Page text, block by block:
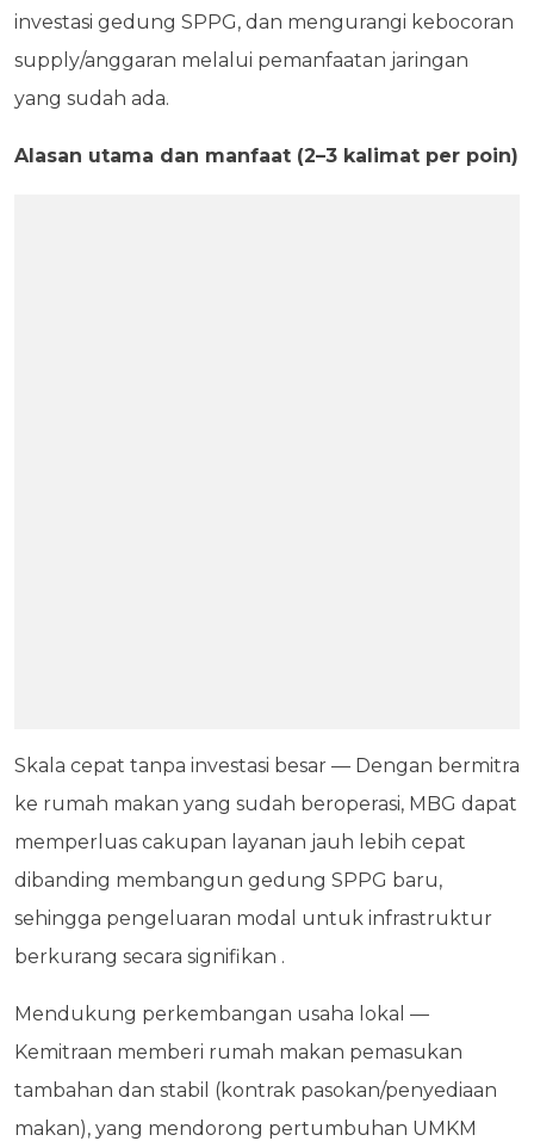
investasi gedung SPPG, dan mengurangi kebocoran
supply/anggaran melalui pemanfaatan jaringan
yang sudah ada.
Alasan utama dan manfaat (2–3 kalimat per poin)
Skala cepat tanpa investasi besar — Dengan bermitra
ke rumah makan yang sudah beroperasi, MBG dapat
memperluas cakupan layanan jauh lebih cepat
dibanding membangun gedung SPPG baru,
sehingga pengeluaran modal untuk infrastruktur
berkurang secara signifikan .
Mendukung perkembangan usaha lokal —
Kemitraan memberi rumah makan pemasukan
tambahan dan stabil (kontrak pasokan/penyediaan
makan), yang mendorong pertumbuhan UMKM